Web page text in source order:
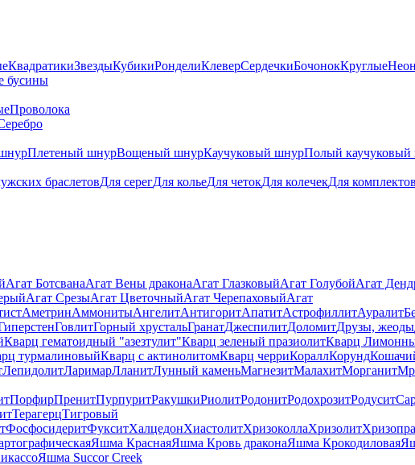
КвадратикиЗвездыКубикиРонделиКлеверСердечкиБочонокКруглые
бусины
Проволока
Плетеный шнурВощеный шнурКаучуковый шнурПолый
браслетовДля серегДля кольеДля четокДля колечекДля
Агат БотсванаАгат Вены драконаАгат ГлазковыйАгат ГолубойАгат
Агат СрезыАгат ЦветочныйАгат ЧерепаховыйАгат
АметринАммонитыАнгелитАнтигоритАпатитАстрофиллитАуралит
ГовлитГорный хрустальГранатДжеспилитДоломитДрузы, жеоды
Кварц гематоидный "азезтулит"Кварц зеленый празиолитКварц
турмалиновыйКварц с актинолитомКварц черриКораллКорунд
ЛепидолитЛаримарЛланитЛунный каменьМагнезитМалахитМорганит
ПорфирПренитПурпуритРакушкиРиолитРодонитРодохрозитРодусит
ТерагерцТигровый
ФосфосидеритФукситХалцедонХиастолитХризоколлаХризолит
Яшма КраснаяЯшма Кровь драконаЯшма Крокодиловая
Яшма Succor Creek